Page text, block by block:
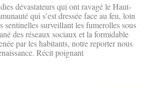
dévastateurs qui ont ravagé le Haut-
qui s’est dressée face au feu, loin
sentinelles surveillant les fumerolles sous
des réseaux sociaux et la formidable
par les habitants, notre reporter nous
Récit poignant